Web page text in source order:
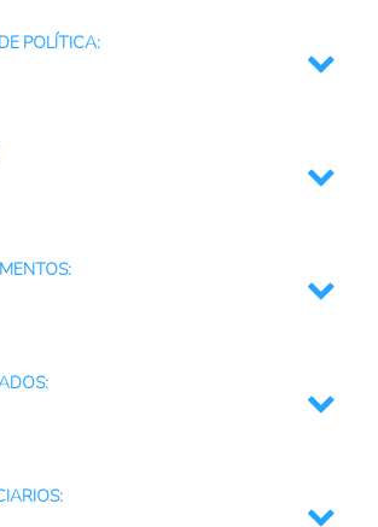
POLÍTICA:
de las instituciones públicas
de políticas
e implementación de políticas públicas